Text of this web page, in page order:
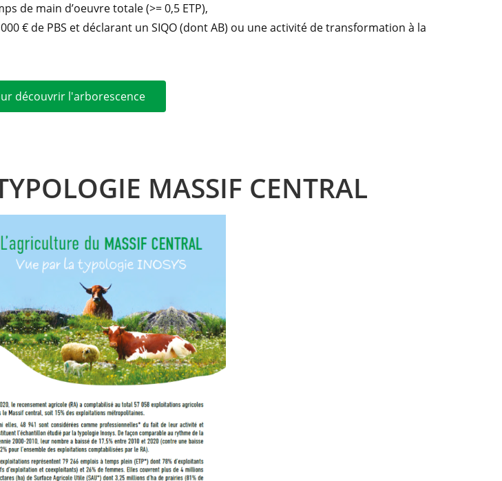
de main d’oeuvre totale (>= 0,5 ETP),
€ de PBS et déclarant un SIQO (dont AB) ou une activité de transformation à la
découvrir l'arborescence
MASSIF CENTRAL